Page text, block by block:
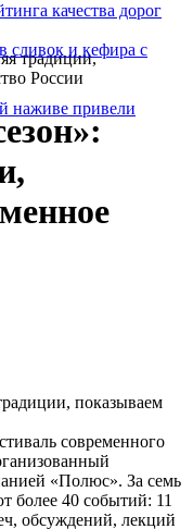
качества дорог
сливок и кефира с
наживе привели
традиции,
России
современного
«Полюс». За семь
более 40 событий: 11
обсуждений, лекций